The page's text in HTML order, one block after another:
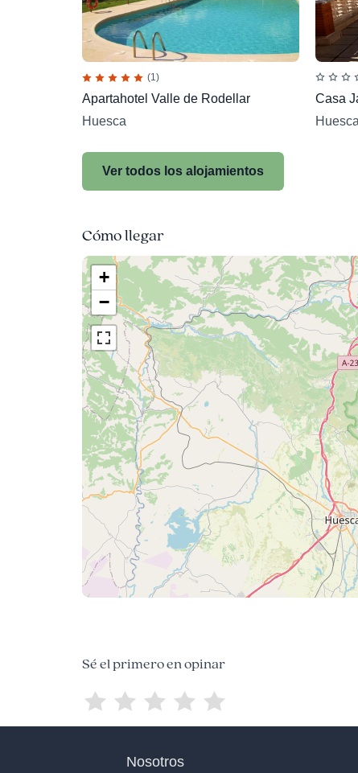
(1)
Apartahotel Valle de Rodellar
Huesca
Casa
Huesca
Ver todos los alojamientos
Cómo llegar
+
−
Sé el primero en opinar
Nosotros